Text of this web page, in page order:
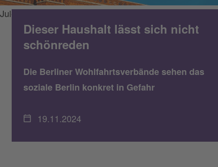
Jule_Berlin/Getty Images
Dieser Haushalt lässt sich nicht
schönreden
Die Berliner Wohlfahrtsverbände sehen das
soziale Berlin konkret in Gefahr
19.11.2024